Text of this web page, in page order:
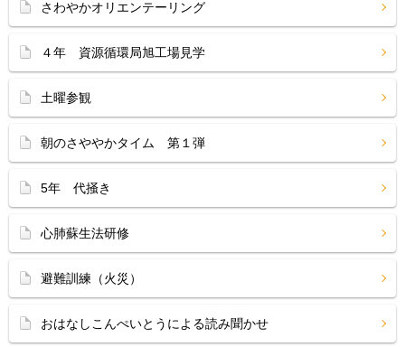
さわやかオリエンテーリング
４年 資源循環局旭工場見学
土曜参観
朝のさややかタイム 第１弾
5年 代掻き
心肺蘇生法研修
避難訓練（火災）
おはなしこんぺいとうによる読み聞かせ